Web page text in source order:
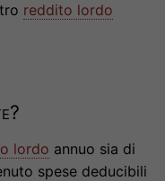
reddito lordo
lordo annuo sia di
spese deducibili